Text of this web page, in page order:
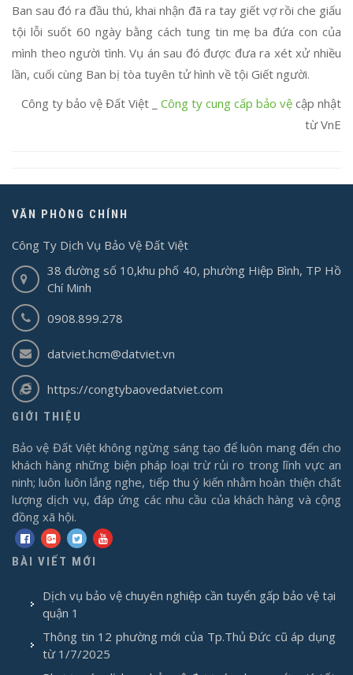
Ban sau đó ra đầu thú, khai nhận đã ra tay giết vợ rồi che giấu
tội lỗi suốt 60 ngày bằng cách tung tin mẹ ba đứa con của
mình theo người tình. Vụ án sau đó được đưa ra xét xử nhiều
lần, cuối cùng Ban bị tòa tuyên tử hình về tội Giết người.
Công ty bảo vệ Đất Việt _ Công ty cung cấp bảo vệ cập nhật
từ VnE
VĂN PHÒNG CHÍNH
Công Ty Dịch Vụ Bảo Vệ Đất Việt
38 đường số 10,khu phố 40, phường Hiệp Bình, TP Hồ
Chí Minh
0908.899.278
datviet.hcm@datviet.vn
https://congtybaovedatviet.com
GIỚI THIỆU
Bảo vệ Đất Việt không ngừng sáng tạo để luôn mang đến cho
khách hàng những biện pháp loại trừ rủi ro trong lĩnh vực an
ninh; luôn luôn lắng nghe, tiếp thu ý kiến nhằm hoàn thiện chất
lượng dịch vụ, đáp ứng các nhu cầu của khách hàng và cộng
đồng xã hội.
BÀI VIẾT MỚI
Dịch vụ bảo vệ chuyên nghiệp cần tuyển gấp bảo vệ tại
quận 1
Thông tin 12 phường mới của Tp.Thủ Đức cũ áp dụng
từ 1/7/2025